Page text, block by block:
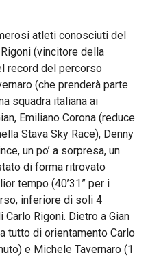
atleti conosciuti del
(vincitore della
record del percorso
(che prenderà parte
squadra italiana ai
Emiliano Corona (reduce
Stava Sky Race), Denny
un po’ a sorpresa, un
di forma ritrovato
tempo (40’31” per i
inferiore di soli 4
Rigoni. Dietro a Gian
tutto di orientamento Carlo
e Michele Tavernaro (1